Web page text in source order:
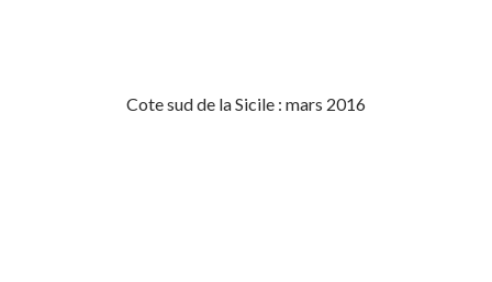
Cote sud de la Sicile : mars 2016